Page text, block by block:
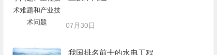
07月30日
我国排名前十的水电工程